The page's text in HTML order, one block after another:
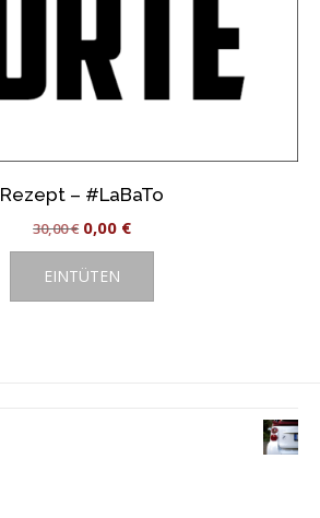
Rezept – #LaBaTo
30,00€ Ursprünglicher
Preis
war:
0,00 €Aktueller
Preis
EINTÜTEN